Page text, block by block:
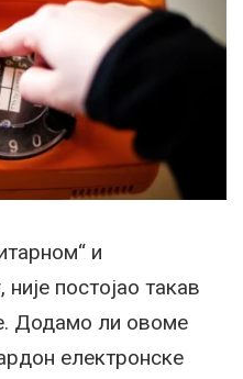
и
постојао такав
Додамо ли овоме
електронске